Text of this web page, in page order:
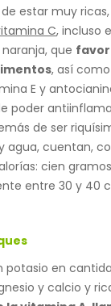
estar muy
C, incluso
que
, así
E y
poder
de ser
agua, cuentan,
cien
entre 30 y 40
potasio en
y calcio y